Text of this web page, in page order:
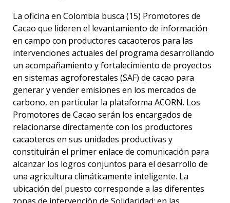
La oficina en Colombia busca (15) Promotores de
Cacao que lideren el levantamiento de información
en campo con productores cacaoteros para las
intervenciones actuales del programa desarrollando
un acompañamiento y fortalecimiento de proyectos
en sistemas agroforestales (SAF) de cacao para
generar y vender emisiones en los mercados de
carbono, en particular la plataforma ACORN. Los
Promotores de Cacao serán los encargados de
relacionarse directamente con los productores
cacaoteros en sus unidades productivas y
constituirán el primer enlace de comunicación para
alcanzar los logros conjuntos para el desarrollo de
una agricultura climáticamente inteligente. La
ubicación del puesto corresponde a las diferentes